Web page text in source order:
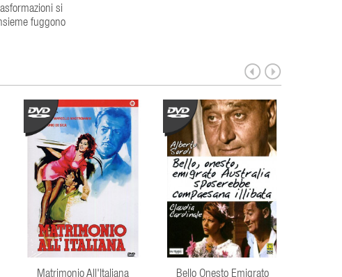
si
fuggono
Matrimonio All'Italiana
Bello Onesto Emigrato